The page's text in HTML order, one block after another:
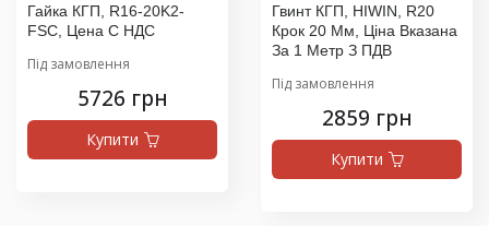
Гайка КГП, R16-20K2-
FSC, Цена С НДС
Під замовлення
5726 грн
Купити
Гвинт КГП, HIWIN, R20
Крок 20 Мм, Ціна Вказана
За 1 Метр З ПДВ
Під замовлення
2859 грн
Купити